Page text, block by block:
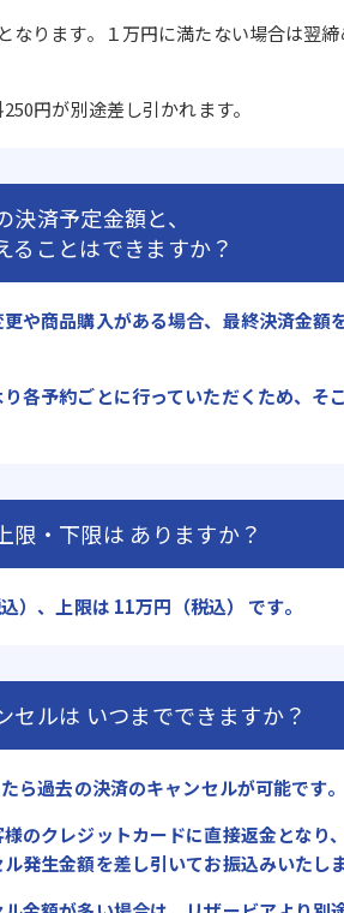
なります。１万円に満たない場合は翌
円が別途差し引かれます。
済予定金額と、
ることはできますか？
や商品購入がある場合、最終決済金額
各予約ごとに行っていただくため、そ
限・下限は ありますか？
）、上限は 11万円（税込） です。
セルは いつまでできますか？
ら過去の決済のキャンセルが可能です。
のクレジットカードに直接返金となり
発生金額を差し引いてお振込みいたしま